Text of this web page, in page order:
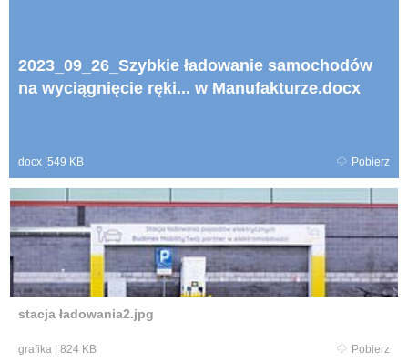
2023_09_26_Szybkie ładowanie samochodów
na wyciągnięcie ręki... w Manufakturze.docx
docx |549 KB Pobierz
stacja ładowania2.jpg
grafika | 824 KB Pobierz